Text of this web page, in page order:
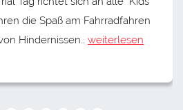
die Spaß am Fahrradfahren
Hindernissen… weiterlesen